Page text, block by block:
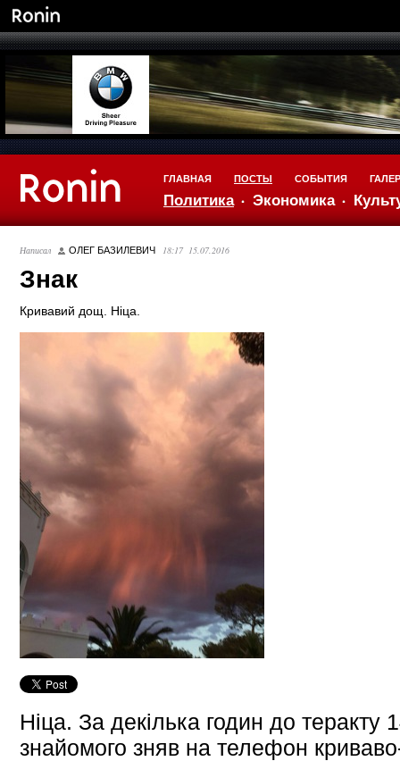
ГЛАВНАЯ
Политика Экономика
ПОСТЫ СОБЫТИЯ
Написал ОЛЕГ БАЗИЛЕВИЧ 18:17 15.07.2016
Знак
Кривавий дощ. Ніца.
Ніца. За декілька годин до
знайомого зняв на телефон